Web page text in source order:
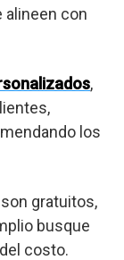
alineen con
,
los
gratuitos,
busque
costo.